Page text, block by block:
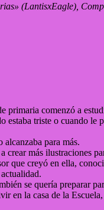
(LantisxEagle),
primaria comenzó a
triste o cuando le
para más.
más ilustraciones
que creyó en ella,
se quería preparar
en la casa de la